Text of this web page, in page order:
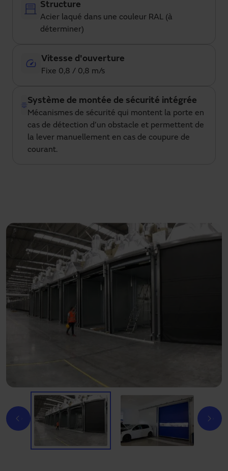
Structure
Acier laqué dans une couleur RAL (à
déterminer)
Vitesse d'ouverture
Fixe 0,8 / 0,8 m/s
Système de montée de sécurité intégrée
Mécanismes de sécurité qui montent la porte en
cas de détection d’un obstacle et permettent de
la lever manuellement en cas de coupure de
courant.